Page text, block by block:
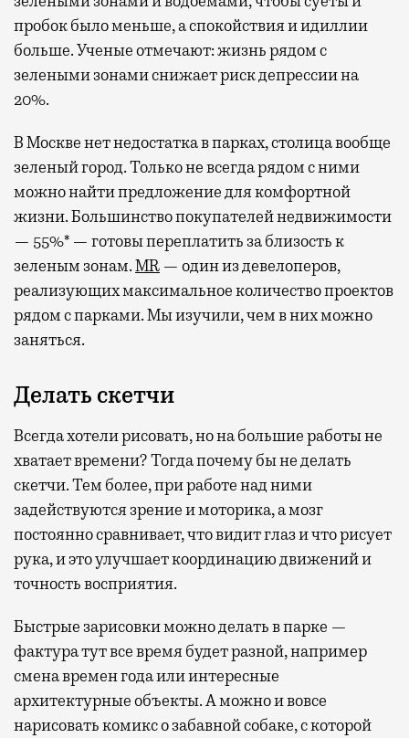
пробок было меньше, а спокойствия и идиллии
больше. Ученые отмечают: жизнь рядом с
зелеными зонами снижает риск депрессии на
20%.
В Москве нет недостатка в парках, столица вообще
зеленый город. Только не всегда рядом с ними
можно найти предложение для комфортной
жизни. Большинство покупателей недвижимости
— 55%* — готовы переплатить за близость к
зеленым зонам.MR — один из девелоперов,
реализующих максимальное количество проектов
рядом с парками. Мы изучили, чем в них можно
заняться.
Делать скетчи
Всегда хотели рисовать, но на большие работы не
хватает времени? Тогда почему бы не делать
скетчи. Тем более, при работе над ними
задействуются зрение и моторика, а мозг
постоянно сравнивает, что видит глаз и что рисует
рука, и это улучшает координацию движений и
точность восприятия.
Быстрые зарисовки можно делать в парке —
фактура тут все время будет разной, например
смена времен года или интересные
архитектурные объекты. А можно и вовсе
нарисовать комикс о забавной собаке, с которой